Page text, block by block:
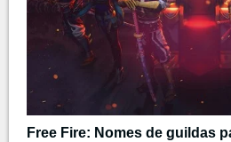
Free Fire: Nomes de guildas